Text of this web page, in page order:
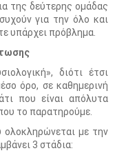
της δεύτερης ομάδας
για την όλο και
υπάρχει πρόβλημα.
διότι έτσι
όρο, σε καθημερινή
που είναι απόλυτα
το παρατηρούμε.
με την
3 στάδια: